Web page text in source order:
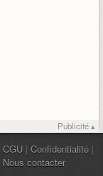
Publicité ▴
CGU | Confidentialité |
Nous contacter